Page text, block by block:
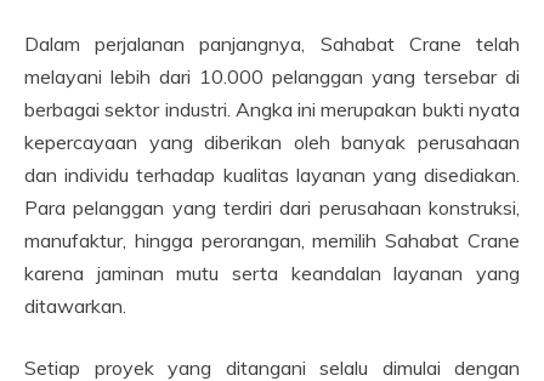
Dalam perjalanan panjangnya, Sahabat Crane telah
melayani lebih dari 10.000 pelanggan yang tersebar di
berbagai sektor industri. Angka ini merupakan bukti nyata
kepercayaan yang diberikan oleh banyak perusahaan
dan individu terhadap kualitas layanan yang disediakan.
Para pelanggan yang terdiri dari perusahaan konstruksi,
manufaktur, hingga perorangan, memilih Sahabat Crane
karena jaminan mutu serta keandalan layanan yang
ditawarkan.
Setiap proyek yang ditangani selalu dimulai dengan